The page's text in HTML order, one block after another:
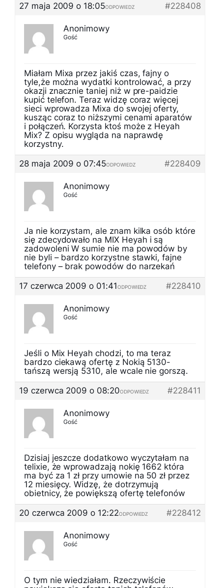
27 maja 2009 o 18:05 #228408
ODPOWIEDZ
Anonimowy
Gość
Miałam Mixa przez jakiś czas, fajny o
tyle,że można wydatki kontrolować, a przy
okazji znacznie taniej niż w pre-paidzie
kupić telefon. Teraz widzę coraz więcej
sieci wprowadza Mixa do swojej oferty,
kusząc coraz to niższymi cenami aparatów
i połączeń. Korzysta ktoś może z Heyah
Mix? Z opisu wygląda na naprawdę
korzystny.
28 maja 2009 o 07:45
#228409
ODPOWIEDZ
Anonimowy
Gość
Ja nie korzystam, ale znam kilka osób które
się zdecydowało na MIX Heyah i są
zadowoleni W sumie nie ma powodów by
nie byli – bardzo korzystne stawki, fajne
telefony – brak powodów do narzekań
17 czerwca 2009 o 01:41
#228410
ODPOWIEDZ
Anonimowy
Gość
Jeśli o Mix Heyah chodzi, to ma teraz
bardzo ciekawą ofertę z Nokią 5130-
tańszą wersją 5310, ale wcale nie gorszą.
19 czerwca 2009 o 08:20
#228411
ODPOWIEDZ
Anonimowy
Gość
Dzisiaj jeszcze dodatkowo wyczytałam na
telixie, że wprowadzają nokię 1662 która
ma być za 1 zł przy umowie na 50 zł przez
12 miesięcy. Widzę, że dotrzymują
obietnicy, że powiększą ofertę telefonów
20 czerwca 2009 o 12:22
#228412
ODPOWIEDZ
Anonimowy
Gość
O tym nie wiedziałam. Rzeczywiście